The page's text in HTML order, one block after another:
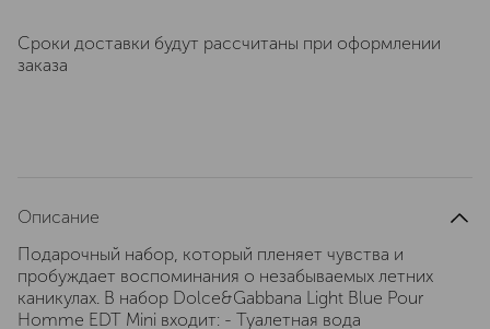
Сроки доставки будут рассчитаны при оформлении
заказа
Описание
Подарочный набор, который пленяет чувства и
пробуждает воспоминания о незабываемых летних
каникулах. В набор Dolce&Gabbana Light Blue Pour
Homme EDT Mini входит: - Туалетная вода